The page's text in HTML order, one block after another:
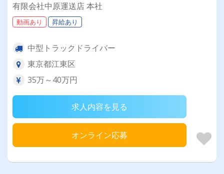
有限会社中原運送店 本社
動画あり 昇給あり
中型トラックドライバー
東京都江東区
35万～40万円
求人内容を見る
オンライン応募